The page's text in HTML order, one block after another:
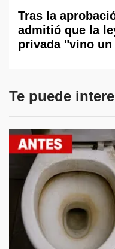
Tras la
admitió que la
privada "vino
Te puede